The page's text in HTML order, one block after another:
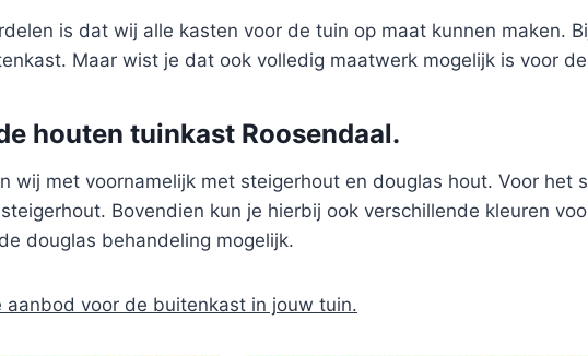
is dat wij alle kasten voor de tuin op maat kunnen maken.
Maar wist je dat ook volledig maatwerk mogelijk is voor
houten tuinkast Roosendaal.
wij met voornamelijk met steigerhout en douglas hout. Voor
Bovendien kun je hierbij ook verschillende kleuren
douglas behandeling mogelijk.
aanbod voor de buitenkast in jouw tuin.